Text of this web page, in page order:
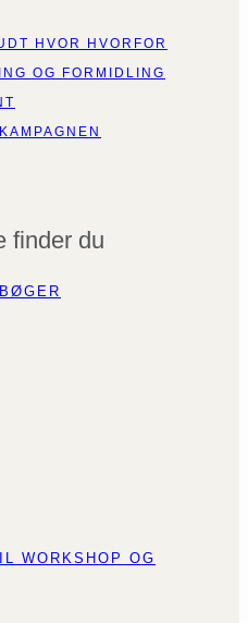
HVOR HVORFOR
OG FORMIDLING
finder du
WORKSHOP OG